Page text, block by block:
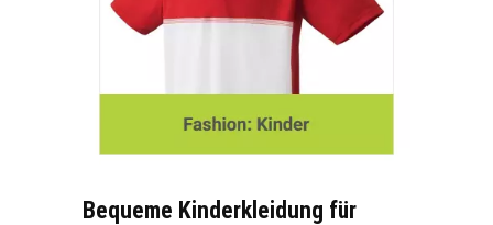
Bequeme Kinderkleidung für